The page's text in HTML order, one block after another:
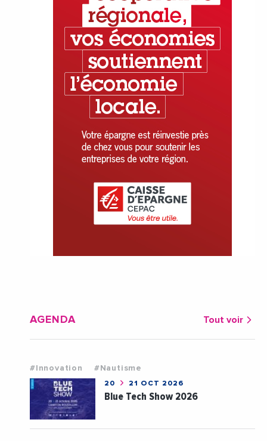
AGENDA Tout voir
#Innovation #Nautisme
20 21 OCT 2026
Blue Tech Show 2026